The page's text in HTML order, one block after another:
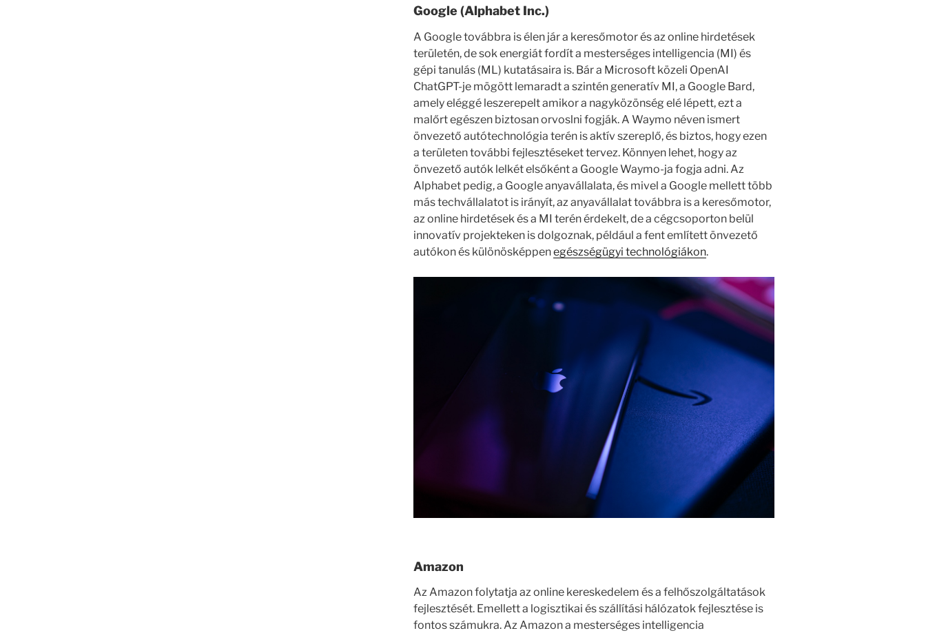
Google (Alphabet Inc.)
A Google továbbra is élen jár a keresőmotor és az online hirdetések
területén, de sok energiát fordít a mesterséges intelligencia (MI) és
gépi tanulás (ML) kutatásaira is. Bár a Microsoft közeli OpenAI
ChatGPT-je mögött lemaradt a szintén generatív MI, a Google Bard,
amely eléggé leszerepelt amikor a nagyközönség elé lépett, ezt a
malőrt egészen biztosan orvoslni fogják. A Waymo néven ismert
önvezető autótechnológia terén is aktív szereplő, és biztos, hogy ezen
a területen további fejlesztéseket tervez. Könnyen lehet, hogy az
önvezető autók lelkét elsőként a Google Waymo-ja fogja adni. Az
Alphabet pedig, a Google anyavállalata, és mivel a Google mellett több
más techvállalatot is irányít, az anyavállalat továbbra is a keresőmotor,
az online hirdetések és a MI terén érdekelt, de a cégcsoporton belül
innovatív projekteken is dolgoznak, például a fent említett önvezető
autókon és különösképpenegészségügyi technológiákon.
Amazon
Az Amazon folytatja az online kereskedelem és a felhőszolgáltatások
fejlesztését. Emellett a logisztikai és szállítási hálózatok fejlesztése is
fontos számukra. Az Amazon a mesterséges intelligencia